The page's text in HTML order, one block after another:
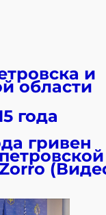
и
области
года
гривен